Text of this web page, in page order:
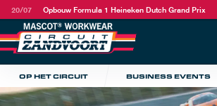
20/07 Opbouw Formula 1 Heineken Dutch Grand Prix
OP HET CIRCUIT BUSINESS EVENTS